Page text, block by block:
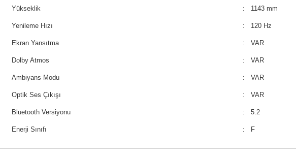
Yükseklik : 1143 mm
Yenileme Hızı : 120 Hz
Ekran Yansıtma : VAR
Dolby Atmos : VAR
Ambiyans Modu : VAR
Optik Ses Çıkışı : VAR
Bluetooth Versiyonu : 5.2
Enerji Sınıfı : F